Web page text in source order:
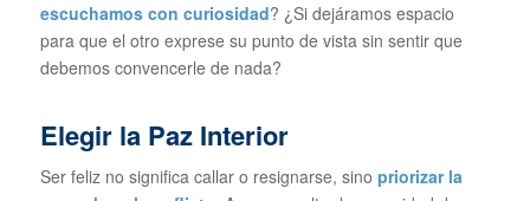
escuchamos con curiosidad? ¿Si dejáramos espacio
para que el otro exprese su punto de vista sin sentir que
debemos convencerle de nada?
Elegir la Paz Interior
Ser feliz no significa callar o resignarse, sino priorizar la